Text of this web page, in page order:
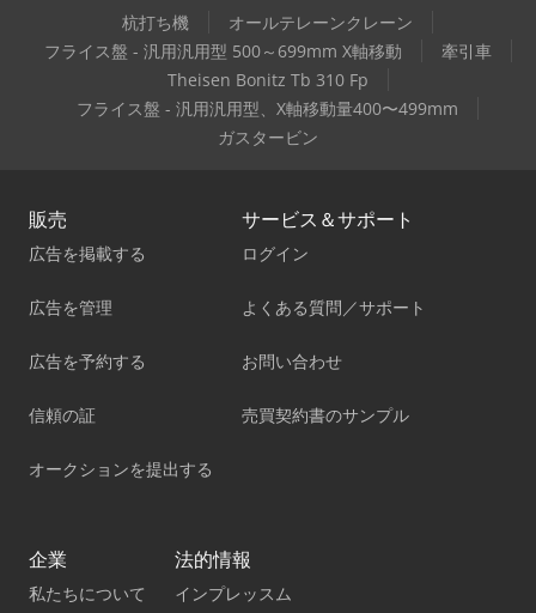
杭打ち機
オールテレーンクレーン
フライス盤 - 汎用汎用型 500～699mm X軸移動
牽引車
Theisen Bonitz Tb 310 Fp
フライス盤 - 汎用汎用型、X軸移動量400〜499mm
ガスタービン
販売
広告を掲載する
広告を管理
広告を予約する
信頼の証
オークションを提出する
サービス＆サポート
ログイン
よくある質問／サポート
お問い合わせ
売買契約書のサンプル
企業
私たちについて
法的情報
インプレッスム